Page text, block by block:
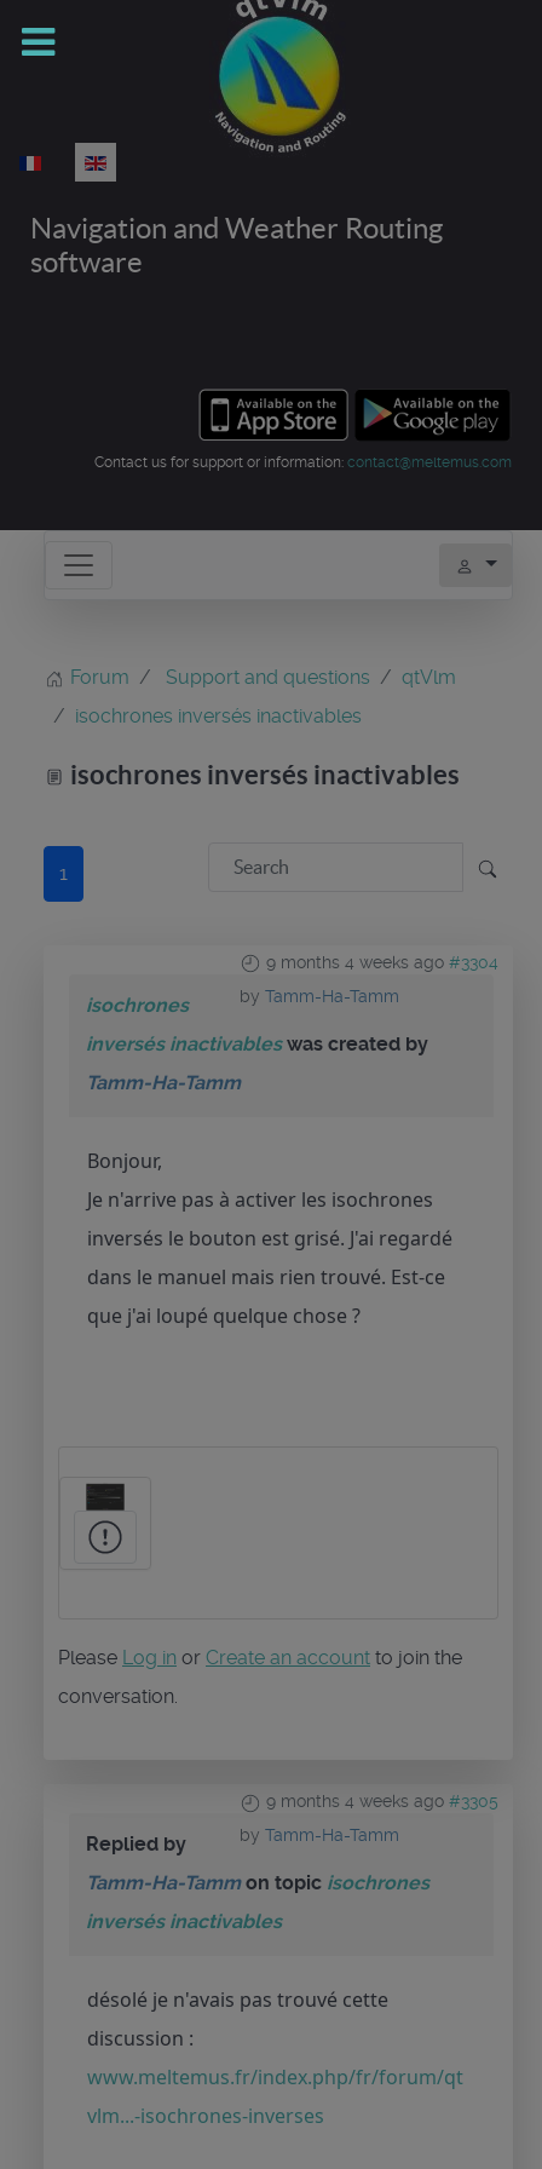
Select your language
Navigation and Weather Routing
software
Contact us for support or information: contact@meltemus.com
Forum Support and questions
qtVlm
isochrones inversés inactivables
isochrones inversés inactivables
1
9 months 4 weeks ago #3304
by Tamm-Ha-Tamm
isochrones
inversés inactivableswas created by
Tamm-Ha-Tamm
Bonjour,
Je n'arrive pas à activer les isochrones
inversés le bouton est grisé. J'ai regardé
dans le manuel mais rien trouvé. Est-ce
que j'ai loupé quelque chose ?
Please Log in or Create an account to join the
conversation.
9 months 4 weeks ago #3305
by Tamm-Ha-Tamm
Replied by
Tamm-Ha-Tammon topic isochrones
inversés inactivables
désolé je n'avais pas trouvé cette
discussion :
www.meltemus.fr/index.php/fr/forum/qt
vlm...-isochrones-inverses